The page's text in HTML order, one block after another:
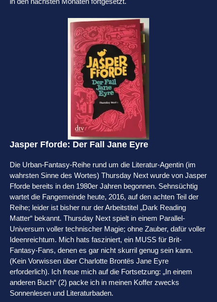
Jasper Fforde: Der Fall Jane Eyre
Die Urban-Fantasy-Reihe rund um die Literatur-Agentin (im
wahrsten Sinne des Wortes) Thursday Next wurde von Jasper
Fforde bereits in den 1980er Jahren begonnen. Sehnsüchtig
wartet die Fangemeinde heute, 2016, auf den achten Teil der
Reihe; leider ist bisher nur der Arbeitstitel „Dark Reading
Matter“ bekannt. Thursday Next spielt in einem Parallel-
Universum voller technischer Magie; ohne Zauber, dafür voller
Ideenreichtum. Mich hats fasziniert, ein MUSS für Brit-
Fantasy-Fans, denen es gar nicht skurril genug sein kann.
(Kein Vorwissen über Charlotte Brontës Jane Eyre
erforderlich). Ich freue mich auf die Fortsetzung: „In einem
anderen Buch“ (2) packe ich in meinen Koffer zwecks
Sonnenlesen und Literaturbaden.